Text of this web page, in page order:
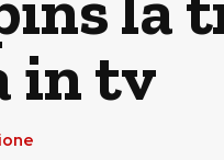
in tv